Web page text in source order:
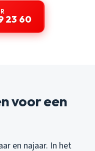
23 60
voor een
en najaar. In het